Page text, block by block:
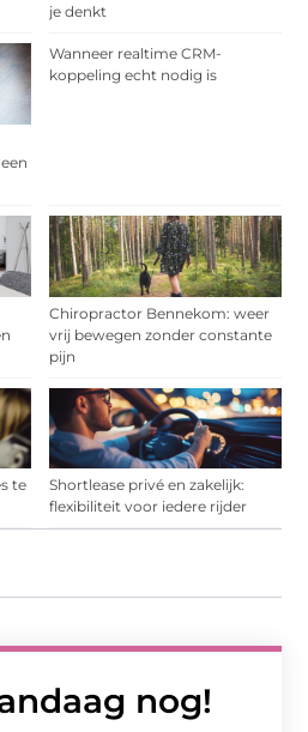
je denkt
Wanneer realtime CRM-
koppeling echt nodig is
Chiropractor Bennekom: weer
vrij bewegen zonder constante
pijn
te
Shortlease privé en zakelijk:
flexibiliteit voor iedere rijder
nog!